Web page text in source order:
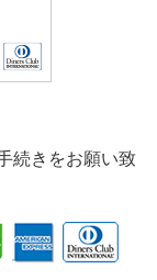
続きをお願い致